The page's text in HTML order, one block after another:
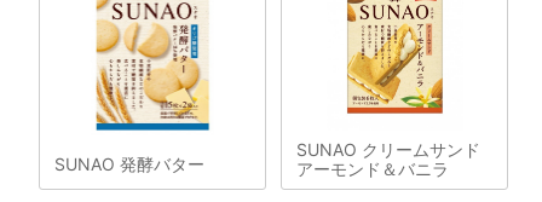
SUNAO 発酵バター
SUNAO クリームサンド
アーモンド＆バニラ